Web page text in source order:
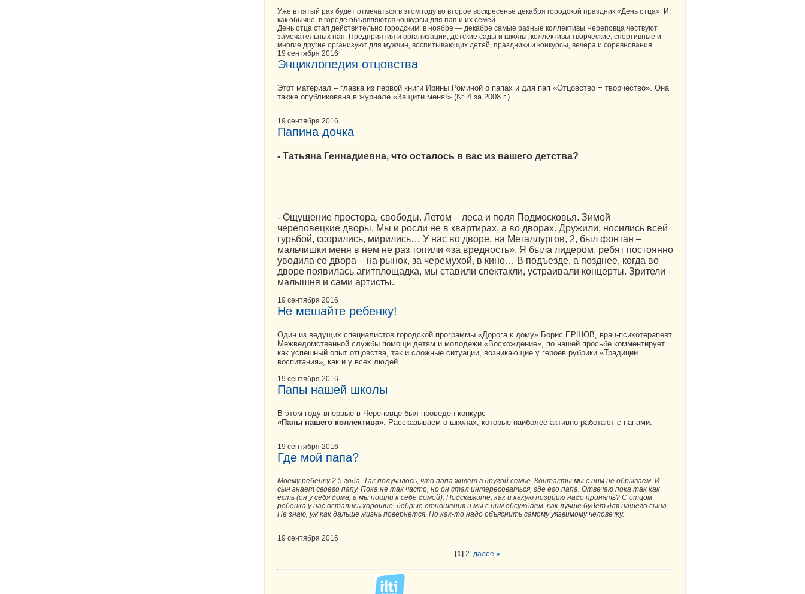
Уже в пятый раз будет отмечаться в этом году во второе воскресенье декабря городской праздник «День отца». И,
как обычно, в городе объявляются конкурсы для пап и их семей.
День отца стал действительно городским: в ноябре — декабре самые разные коллективы Череповца чествуют
замечательных пап. Предприятия и организации, детские сады и школы, коллективы творческие, спортивные и
многие другие организуют для мужчин, воспитывающих детей, праздники и конкурсы, вечера и соревнования.
19 сентября 2016
Энциклопедия отцовства
Этот материал – главка из первой книги Ирины Роминой о папах и для пап «Отцовство = творчество». Она
также опубликована в журнале «Защити меня!» (№ 4 за 2008 г.)
19 сентября 2016
Папина дочка
- Татьяна Геннадиевна, что осталось в вас из вашего детства?
- Ощущение простора, свободы. Летом – леса и поля Подмосковья. Зимой –
череповецкие дворы. Мы и росли не в квартирах, а во дворах. Дружили, носились всей
гурьбой, ссорились, мирились… У нас во дворе, на Металлургов, 2, был фонтан –
мальчишки меня в нем не раз топили «за вредность». Я была лидером, ребят постоянно
уводила со двора – на рынок, за черемухой, в кино… В подъезде, а позднее, когда во
дворе появилась агитплощадка, мы ставили спектакли, устраивали концерты. Зрители –
малышня и сами артисты.
19 сентября 2016
Не мешайте ребенку!
Один из ведущих специалистов городской программы «Дорога к дому» Борис ЕРШОВ, врач-психотерапевт
Межведомственной службы помощи детям и молодежи «Восхождение», по нашей просьбе комментирует
как успешный опыт отцовства, так и сложные ситуации, возникающие у героев рубрики «Традиции
воспитания», как и у всех людей.
19 сентября 2016
Папы нашей школы
В этом году впервые в Череповце был проведен конкурс
«Папы нашего коллектива». Рассказываем о школах, которые наиболее активно работают с папами.
19 сентября 2016
Где мой папа?
Моему ребенку 2,5 года. Так получилось, что папа живет в другой семье. Контакты мы с ним не обрываем. И
сын знает своего папу. Пока не так часто, но он стал интересоваться, где его папа. Отвечаю пока так как
есть (он у себя дома, а мы пошли к себе домой). Подскажите, как и какую позицию надо принять? С отцом
ребенка у нас остались хорошие, добрые отношения и мы с ним обсуждаем, как лучше будет для нашего сына.
Не знаю, уж как дальше жизнь повернется. Но как-то надо объяснить самому уязвимому человечку.
19 сентября 2016
[1] 2 далее »